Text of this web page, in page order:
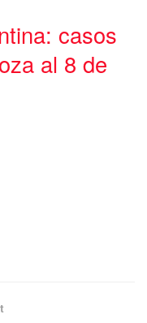
casos
al 8 de